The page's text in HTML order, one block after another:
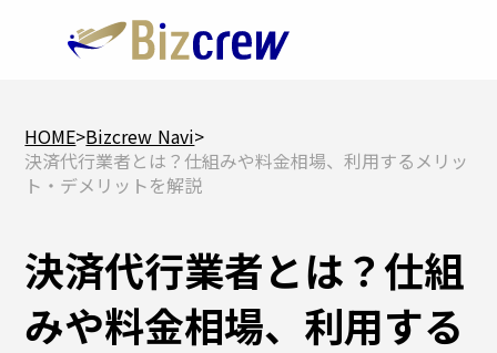
HOME>Bizcrew Navi>
決済代行業者とは？仕組みや料金相場、利用するメリッ
ト・デメリットを解説
決済代行業者とは？仕組
みや料金相場、利用する